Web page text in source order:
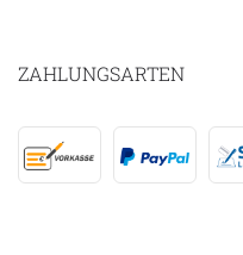
ZAHLUNGSARTEN